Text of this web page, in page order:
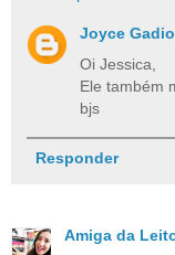
Joyce
Oi Jessica,
Ele também
bjs
Responder
Amiga da